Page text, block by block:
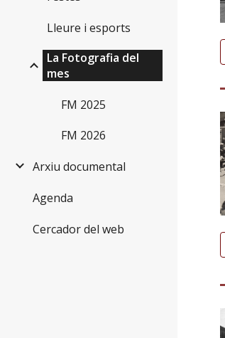
Lleure i esports
La Fotografia del
mes
FM 2025
FM 2026
Arxiu documental
Agenda
Cercador del web